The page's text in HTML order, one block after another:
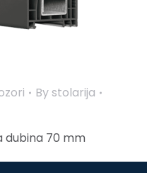
Bystolarija
dubina 70 mm